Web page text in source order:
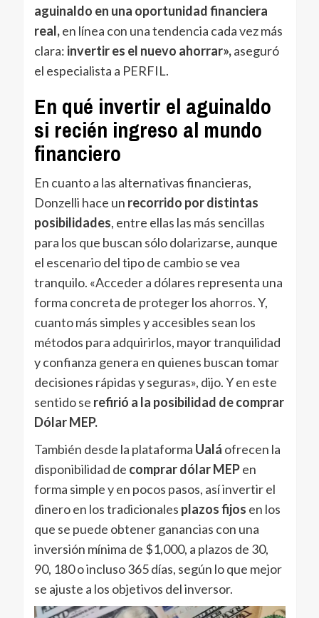
aguinaldo en una oportunidad financiera
real,en línea con una tendencia cada vez más
clara: invertir es el nuevo ahorrar»,aseguró
el especialista a PERFIL.
En qué invertir el aguinaldo
si recién ingreso al mundo
financiero
En cuanto a las alternativas financieras,
Donzelli hace un recorrido por distintas
posibilidades, entre ellas las más sencillas
para los que buscan sólo dolarizarse, aunque
el escenario del tipo de cambio se vea
tranquilo. «Acceder a dólares representa una
forma concreta de proteger los ahorros. Y,
cuanto más simples y accesibles sean los
métodos para adquirirlos, mayor tranquilidad
y confianza genera en quienes buscan tomar
decisiones rápidas y seguras», dijo. Y en este
sentido se refirió a la posibilidad de comprar
Dólar MEP.
También desde la plataforma Ualá ofrecen la
disponibilidad de comprar dólar MEPen
forma simple y en pocos pasos, así invertir el
dinero en los tradicionales plazos fijos en los
que se puede obtener ganancias con una
inversión mínima de $1,000, a plazos de 30,
90, 180 o incluso 365 días, según lo que mejor
se ajuste a los objetivos del inversor.